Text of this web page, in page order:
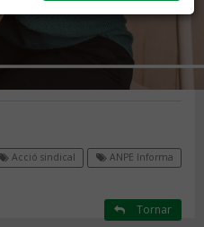
Acció sindical ANPE Informa
Tornar